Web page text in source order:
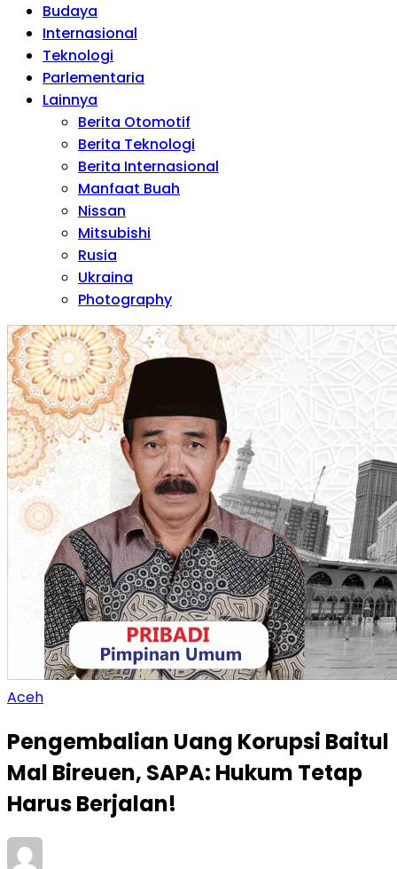
Budaya
Internasional
Teknologi
Parlementaria
Lainnya
Berita Otomotif
Berita Teknologi
Berita Internasional
Manfaat Buah
Nissan
Mitsubishi
Rusia
Ukraina
Photography
Aceh
Pengembalian Uang Korupsi Baitul
Mal Bireuen, SAPA: Hukum Tetap
Harus Berjalan!